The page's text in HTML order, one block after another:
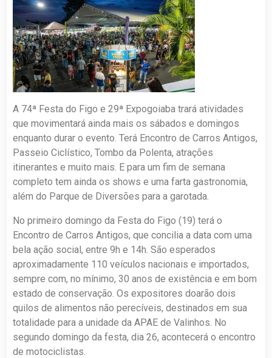
A 74ª Festa do Figo e 29ª Expogoiaba trará atividades
que movimentará ainda mais os sábados e domingos
enquanto durar o evento. Terá Encontro de Carros Antigos,
Passeio Ciclístico, Tombo da Polenta, atrações
itinerantes e muito mais. E para um fim de semana
completo tem ainda os shows e uma farta gastronomia,
além do Parque de Diversões para a garotada.
No primeiro domingo da Festa do Figo (19) terá o
Encontro de Carros Antigos, que concilia a data com uma
bela ação social, entre 9h e 14h. São esperados
aproximadamente 110 veículos nacionais e importados,
sempre com, no mínimo, 30 anos de existência e em bom
estado de conservação. Os expositores doarão dois
quilos de alimentos não perecíveis, destinados em sua
totalidade para a unidade da APAE de Valinhos. No
segundo domingo da festa, dia 26, acontecerá o encontro
de motociclistas.